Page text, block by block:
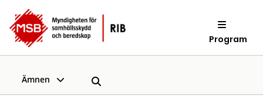
Program
Ämnen